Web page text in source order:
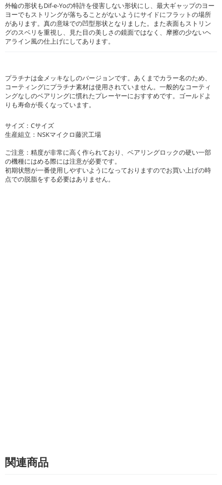
外輪の形状もDif-e-Yoの特許を侵害しない形状にし、最大ギャップのヨー
ヨーでもストリングが落ちることがないようにサイドにフラットの場所
があります。真の意味での凹型形状となりました。また表面もストリン
グのスベリを重視し、見た目の美しさの鏡面ではなく、摩擦の少ないヘ
アライン風の仕上げにしてあります。
プラチナは金メッキなしのバージョンです。あくまでカラー名のため、
コーティングにプラチナ素材は使用されていません。一般的なコーティ
ングなしのベアリングに慣れたプレーヤーにおすすめです。ゴールドよ
りも寿命が長くなっています。
サイズ：Cサイズ
生産組立：NSKマイクロ藤沢工場
ご注意：精度が非常に高く作られており、ベアリングロックの硬い一部
の機種にはめる際には注意が必要です。
初期状態が一番使用しやすいようになっておりますのでお買い上げの時
点での脱脂をする必要はありません。
関連商品